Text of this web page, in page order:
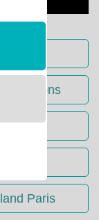
Paris